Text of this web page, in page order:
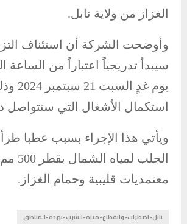
الغزاز من ولاية نابل.
وأوضحت الشركة أن استئناف
سيبدأ تدريجياً اعتباراً من الساعة
يوم غدٍ
استكمال الأشغال التي ستتواصل
ويأتي هذا الإجراء بسبب عطبا
الجلب
معتمديات قليبية وحمام الغزاز.
نابل-اضطراب-وانقطاع-مياه-الشرب-بهذه-المناطق